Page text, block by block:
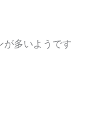
が多いようです